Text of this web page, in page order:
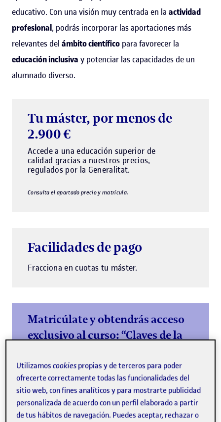
educativo. Con una visión muy centrada en la actividad
profesional, podrás incorporar las aportaciones más
relevantes del ámbito científico para favorecer la
educación inclusiva y potenciar las capacidades de un
alumnado diverso.
Tu máster, por menos de
2.900 €
Accede a una educación superior de
calidad gracias a nuestros precios,
regulados por la Generalitat.
Consulta el apartado precio y matrícula.
Facilidades de pago
Fracciona en cuotas tu máster.
Matricúlate y obtendrás acceso
exclusivo al curso: “Claves de la
Empieza tu máster con una base sólida en IA
generativa e impulsa tu currículum
Más información
Utilizamoscookies propias y de terceros para poder
ofrecerte correctamente todas las funcionalidades del
sitio web, con fines analíticos y para mostrarte publicidad
personalizada de acuerdo con un perfil elaborado a partir
de tus hábitos de navegación. Puedes aceptar, rechazar o